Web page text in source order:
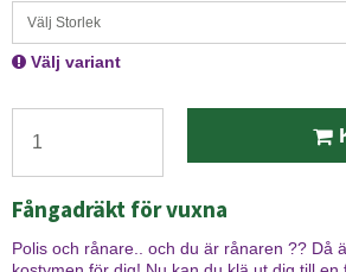
Välj Storlek
Välj variant
Fångadräkt för vuxna
Polis och rånare.. och du är rånaren ?? Då